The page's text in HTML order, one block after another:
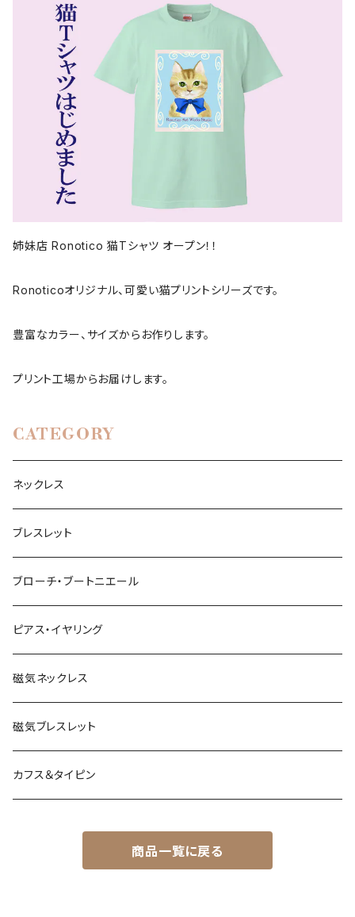
姉妹店 Ronotico 猫Tシャツ オープン！！
Ronoticoオリジナル、可愛い猫プリントシリーズです。
豊富なカラー、サイズからお作りします。
プリント工場からお届けします。
CATEGORY
ネックレス
ブレスレット
ブローチ・ブートニエール
ピアス・イヤリング
磁気ネックレス
磁気ブレスレット
カフス＆タイピン
商品一覧に戻る